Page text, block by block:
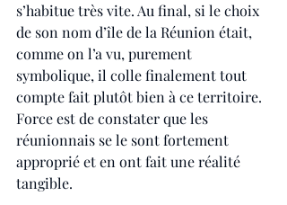
s’habitue très vite. Au final, si le choix
de son nom d’île de la Réunion était,
comme on l’a vu, purement
symbolique, il colle finalement tout
compte fait plutôt bien à ce territoire.
Force est de constater que les
réunionnais se le sont fortement
approprié et en ont fait une réalité
tangible.